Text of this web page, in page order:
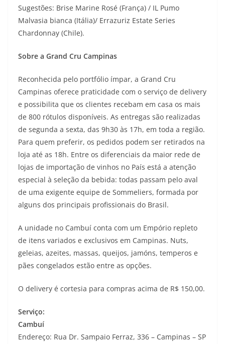
Sugestões: Brise Marine Rosé (França) / IL Pumo
Malvasia bianca (Itália)/ Errazuriz Estate Series
Chardonnay (Chile).
Sobre a Grand Cru Campinas
Reconhecida pelo portfólio ímpar, a Grand Cru
Campinas oferece praticidade com o serviço de delivery
e possibilita que os clientes recebam em casa os mais
de 800 rótulos disponíveis. As entregas são realizadas
de segunda a sexta, das 9h30 às 17h, em toda a região.
Para quem preferir, os pedidos podem ser retirados na
loja até as 18h. Entre os diferenciais da maior rede de
lojas de importação de vinhos no País está a atenção
especial à seleção da bebida: todas passam pelo aval
de uma exigente equipe de Sommeliers, formada por
alguns dos principais profissionais do Brasil.
A unidade no Cambuí conta com um Empório repleto
de itens variados e exclusivos em Campinas. Nuts,
geleias, azeites, massas, queijos, jamóns, temperos e
pães congelados estão entre as opções.
O delivery é cortesia para compras acima de R$ 150,00.
Serviço:
Cambuí
Endereço: Rua Dr. Sampaio Ferraz, 336 – Campinas – SP